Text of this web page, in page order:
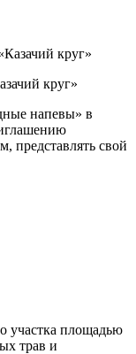
круг»
напевы» в
представлять свой
участка площадью
трав и